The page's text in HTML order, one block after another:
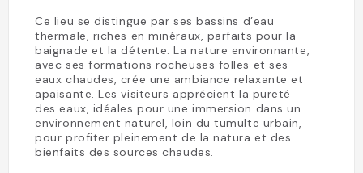
Ce lieu se distingue par ses bassins d’eau
thermale, riches en minéraux, parfaits pour la
baignade et la détente. La nature environnante,
avec ses formations rocheuses folles et ses
eaux chaudes, crée une ambiance relaxante et
apaisante. Les visiteurs apprécient la pureté
des eaux, idéales pour une immersion dans un
environnement naturel, loin du tumulte urbain,
pour profiter pleinement de la natura et des
bienfaits des sources chaudes.